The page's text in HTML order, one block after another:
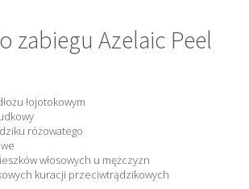
zabiegu Azelaic Peel
łojotokowym
różowatego
włosowych u mężczyzn
kuracji przeciwtrądzikowych